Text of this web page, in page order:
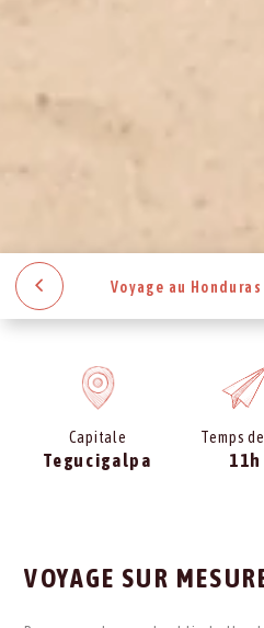
Voyage au Honduras
VOYAGE SUR
Capitale
Tegucigalpa
Temps
11h